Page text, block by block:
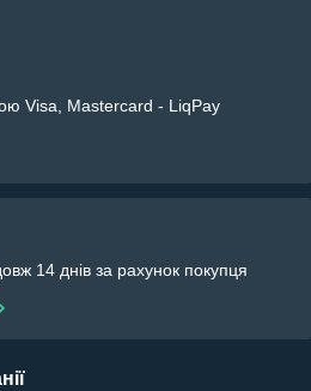
Visa, Mastercard - LiqPay
14 днів за рахунок покупця